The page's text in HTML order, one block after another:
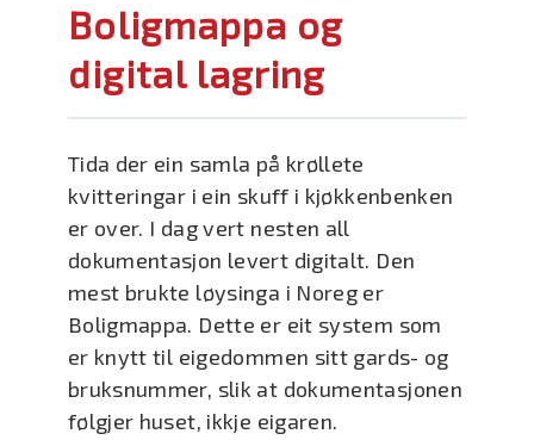
Boligmappa og
digital lagring
Tida der ein samla på krøllete
kvitteringar i ein skuff i kjøkkenbenken
er over. I dag vert nesten all
dokumentasjon levert digitalt. Den
mest brukte løysinga i Noreg er
Boligmappa. Dette er eit system som
er knytt til eigedommen sitt gards- og
bruksnummer, slik at dokumentasjonen
følgjer huset, ikkje eigaren.